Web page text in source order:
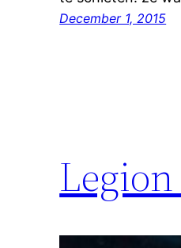
December 1, 2015